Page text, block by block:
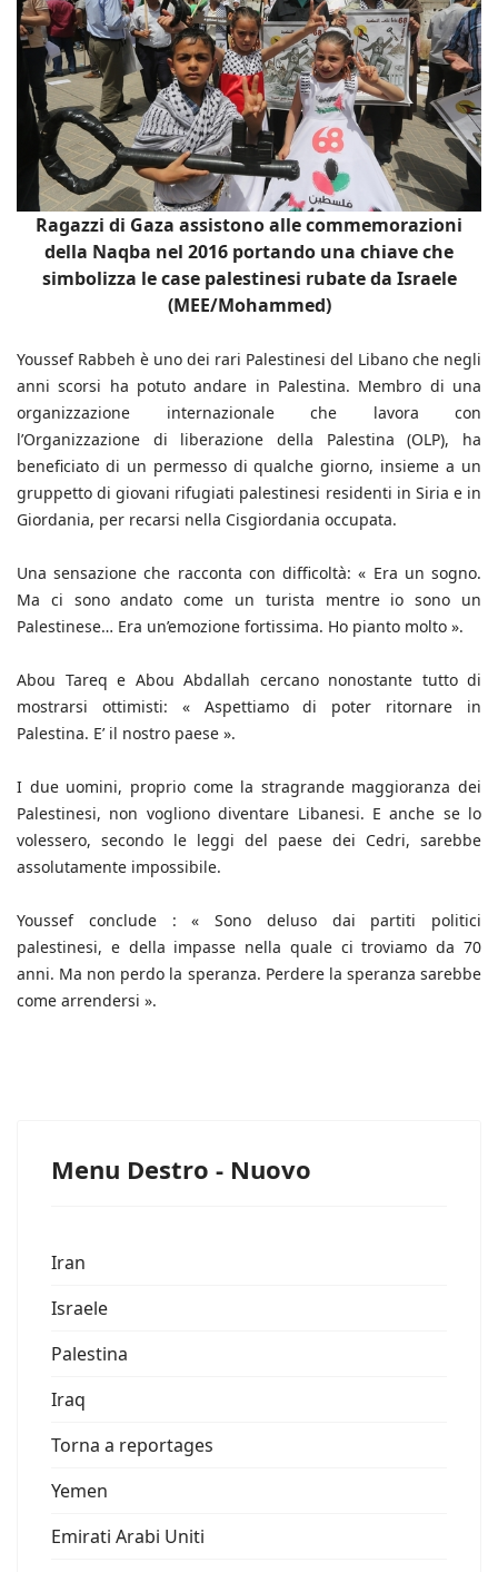
Ragazzi di Gaza assistono alle commemorazioni
della Naqba nel 2016 portando una chiave che
simbolizza le case palestinesi rubate da Israele
(MEE/Mohammed)
Youssef Rabbeh è uno dei rari Palestinesi del Libano che negli
anni scorsi ha potuto andare in Palestina. Membro di una
organizzazione internazionale che lavora con
l’Organizzazione di liberazione della Palestina (OLP), ha
beneficiato di un permesso di qualche giorno, insieme a un
gruppetto di giovani rifugiati palestinesi residenti in Siria e in
Giordania, per recarsi nella Cisgiordania occupata.
Una sensazione che racconta con difficoltà: « Era un sogno.
Ma ci sono andato come un turista mentre io sono un
Palestinese… Era un’emozione fortissima. Ho pianto molto ».
Abou Tareq e Abou Abdallah cercano nonostante tutto di
mostrarsi ottimisti: « Aspettiamo di poter ritornare in
Palestina. E’ il nostro paese ».
I due uomini, proprio come la stragrande maggioranza dei
Palestinesi, non vogliono diventare Libanesi. E anche se lo
volessero, secondo le leggi del paese dei Cedri, sarebbe
assolutamente impossibile.
Youssef conclude : « Sono deluso dai partiti politici
palestinesi, e della impasse nella quale ci troviamo da 70
anni. Ma non perdo la speranza. Perdere la speranza sarebbe
come arrendersi ».
Menu Destro - Nuovo
Iran
Israele
Palestina
Iraq
Torna a reportages
Yemen
Emirati Arabi Uniti